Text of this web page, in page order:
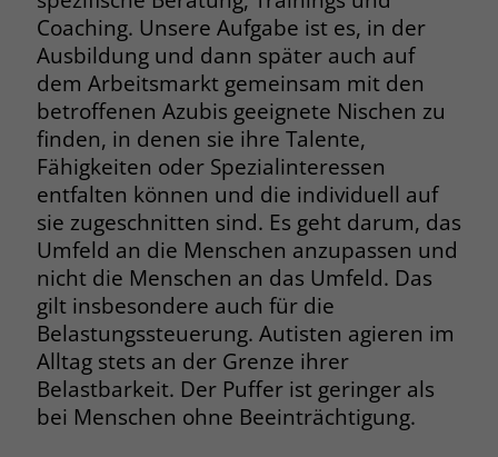
Coaching. Unsere Aufgabe ist es, in der
Ausbildung und dann später auch auf
dem Arbeitsmarkt gemeinsam mit den
betroffenen Azubis geeignete Nischen zu
finden, in denen sie ihre Talente,
Fähigkeiten oder Spezialinteressen
entfalten können und die individuell auf
sie zugeschnitten sind. Es geht darum, das
Umfeld an die Menschen anzupassen und
nicht die Menschen an das Umfeld. Das
gilt insbesondere auch für die
Belastungssteuerung. Autisten agieren im
Alltag stets an der Grenze ihrer
Belastbarkeit. Der Puffer ist geringer als
bei Menschen ohne Beeinträchtigung.